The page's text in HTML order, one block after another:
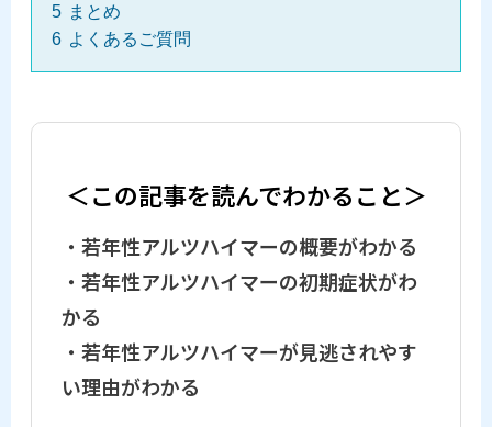
5 まとめ
6 よくあるご質問
＜この記事を読んでわかること＞
・ 若年性アルツハイマーの概要がわかる
・ 若年性アルツハイマーの初期症状がわ
かる
・ 若年性アルツハイマーが見逃されやす
い理由がわかる